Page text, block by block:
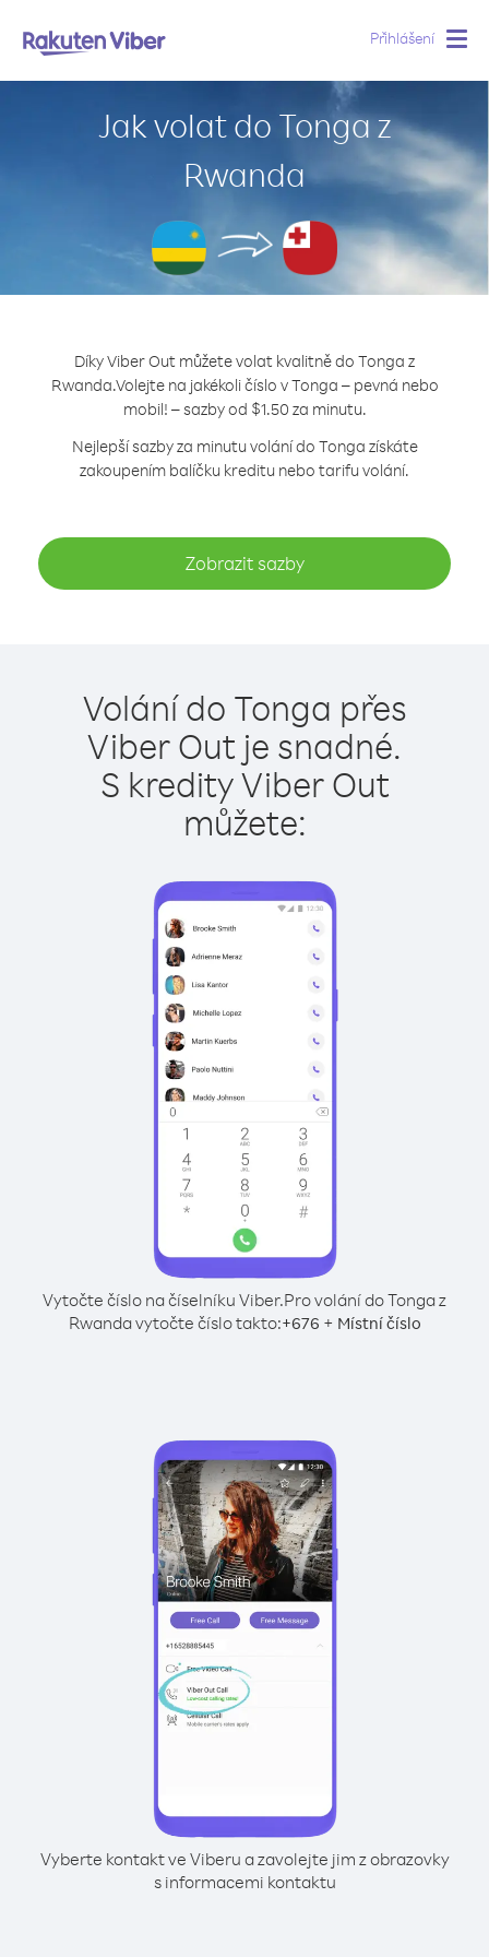
Přihlášení
Jak volat do Tonga z
Rwanda
Díky Viber Out můžete volat kvalitně do Tonga z
Rwanda.Volejte na jakékoli číslo v Tonga – pevná nebo
mobil! – sazby od $1.50 za minutu.
Nejlepší sazby za minutu volání do Tonga získáte
zakoupením balíčku kreditu nebo tarifu volání.
Zobrazit sazby
Volání do Tonga přes
Viber Out je snadné.
S kredity Viber Out
můžete:
Vytočte číslo na číselníku Viber.Pro volání do Tonga z
Rwanda vytočte číslo takto:+676 + Místní číslo
Vyberte kontakt ve Viberu a zavolejte jim z obrazovky
s informacemi kontaktu